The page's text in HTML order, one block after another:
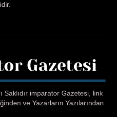
imparator Gazetesi, link
ve Yazarların Yazılarından